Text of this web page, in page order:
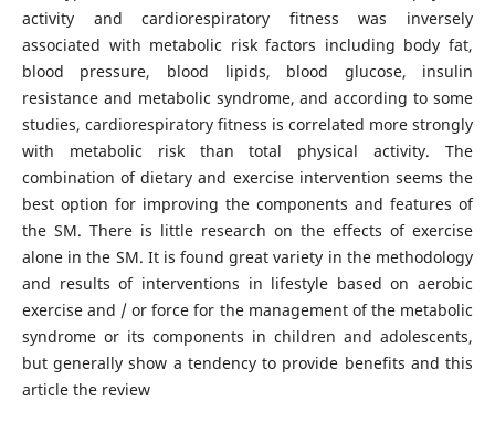
activity and cardiorespiratory fitness was inversely
associated with metabolic risk factors including body fat,
blood pressure, blood lipids, blood glucose, insulin
resistance and metabolic syndrome, and according to some
studies, cardiorespiratory fitness is correlated more strongly
with metabolic risk than total physical activity. The
combination of dietary and exercise intervention seems the
best option for improving the components and features of
the SM. There is little research on the effects of exercise
alone in the SM. It is found great variety in the methodology
and results of interventions in lifestyle based on aerobic
exercise and / or force for the management of the metabolic
syndrome or its components in children and adolescents,
but generally show a tendency to provide benefits and this
article the review